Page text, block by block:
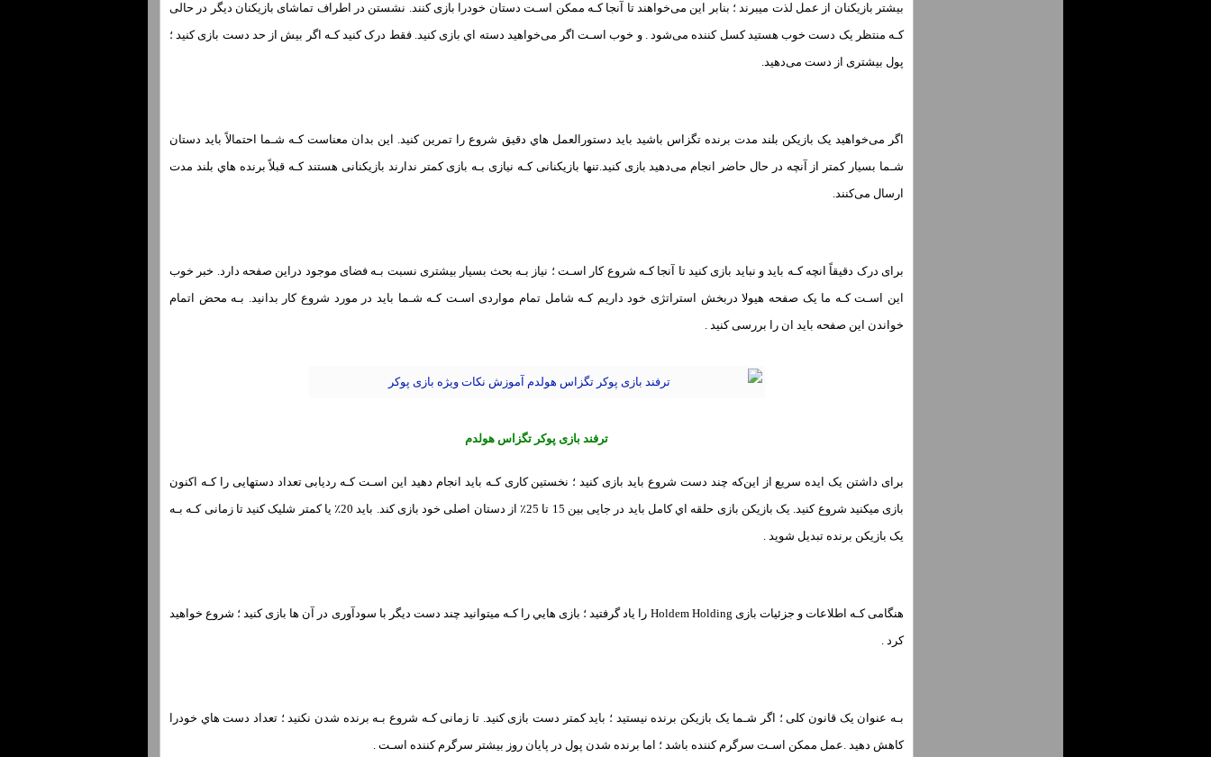
بیشتر بازیکنان از عمل لذت میبرند ؛ بنابر این می‌خواهند تا آنجا کـه ممکن اسـت دستان خودرا بازی کنند. نشستن در اطراف تماشای بازیکنان دیگر در حالی
کـه منتظر یک دست خوب هستید کسل کننده می‌شود . و خوب اسـت اگر می‌خواهید دسته اي بازی کنید. فقط درک کنید کـه اگر بیش از حد دست بازی کنید ؛
پول بیشتری از دست می‌دهید.
اگر می‌خواهید یک بازیکن بلند مدت برنده تگزاس باشید باید دستورالعمل هاي‌ دقیق شروع را تمرین کنید. این بدان معناست کـه شـما احتمالاً باید دستان
شـما بسیار کمتر از آنچه در حال حاضر انجام می‌دهید بازی کنید.تنها بازیکنانی کـه نیازی بـه بازی کمتر ندارند بازیکنانی هستند کـه قبلاً برنده هاي‌ بلند مدت
ارسال می‌کنند.
برای درک دقیقاً انچه کـه باید و نباید بازی کنید تا آنجا کـه شروع کار اسـت ؛ نیاز بـه بحث بسیار بیشتری نسبت بـه فضای موجود دراین صفحه دارد. خبر خوب
این اسـت کـه ما یک صفحه هیولا دربخش استراتژی خود داریم کـه شامل تمام مواردی اسـت کـه شـما باید در مورد شروع کار بدانید. بـه محض اتمام
خواندن این صفحه باید ان را بررسی کنید .
ترفند بازی پوکر تگزاس هولدم
برای داشتن یک ایده سریع از این‌که چند دست شروع باید بازی کنید ؛ نخستین کاری کـه باید انجام دهید این اسـت کـه ردیابی تعداد دستهایی را کـه اکنون
بازی میکنید شروع کنید. یک بازیکن بازی حلقه اي کامل باید در جایی بین 15 تا 25٪ از دستان اصلی خود بازی کند. باید 20٪ یا کمتر شلیک کنید تا زمانی کـه بـه
یک بازیکن برنده تبدیل شوید .
هنگامی کـه اطلاعات و جزئیات بازی Holdem Holding را یاد گرفتید ؛ بازی هایي را کـه میتوانید چند دست دیگر با سودآوری در آن ها بازی کنید ؛ شروع خواهید
کرد .
بـه عنوان یک قانون کلی ؛ اگر شـما یک بازیکن برنده نیستید ؛ باید کمتر دست بازی کنید. تا زمانی کـه شروع بـه برنده شدن نکنید ؛ تعداد دست هاي‌ خودرا
کاهش دهید .عمل ممکن اسـت سرگرم کننده باشد ؛ اما برنده شدن پول در پایان روز بیشتر سرگرم کننده اسـت .